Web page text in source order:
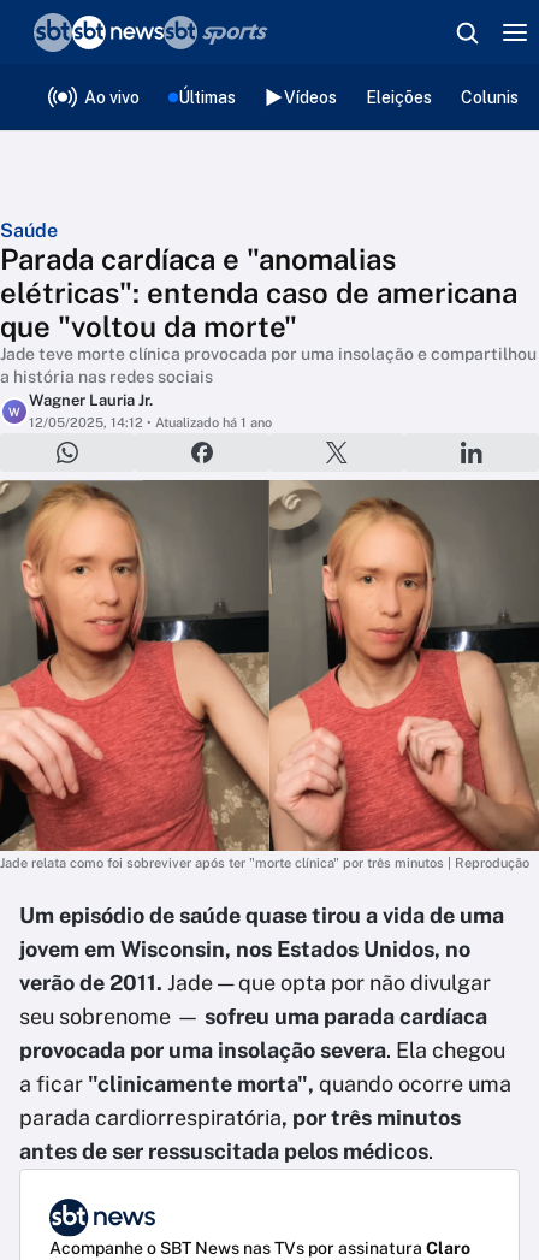
Ao vivo Últimas Vídeos Eleições
Saúde
Parada cardíaca e "anomalias
elétricas": entenda caso de americana
que "voltou da morte"
Jade teve morte clínica provocada por uma insolação e compartilhou
a história nas redes sociais
W
Wagner Lauria Jr.
12/05/2025, 14:12 • Atualizado há 1 ano
Jade relata como foi sobreviver após ter "morte clínica" por três minutos | Reprodução
Um episódio de saúde quase tirou a vida de uma
jovem em Wisconsin, nos Estados Unidos, no
verão de 2011. Jade — que opta por não divulgar
seu sobrenome — sofreu uma parada cardíaca
provocada por uma insolação severa. Ela chegou
a ficar "clinicamente morta", quando ocorre uma
parada cardiorrespiratória, por três minutos
antes de ser ressuscitada pelos médicos.
Acompanhe o SBT News nas TVs por assinatura Claro
❮voltar
Editorias